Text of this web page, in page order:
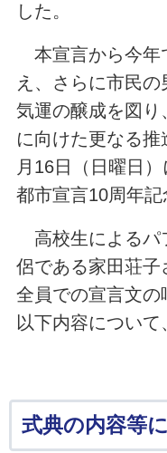
した。
本宣言から今年
え、さらに市民の
気運の醸成を図
に向けた更なる
月16日（日曜日
都市宣言10周年記
高校生によるパ
侶である家田荘
全員での宣言文
以下内容について
式典の内容等